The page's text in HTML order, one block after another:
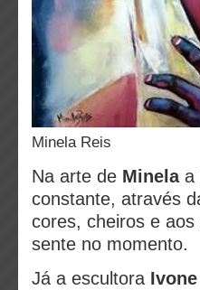
Minela Reis
Na arte de Minelaa
constante, através
cores, cheiros e
sente no momento.
Já a escultora